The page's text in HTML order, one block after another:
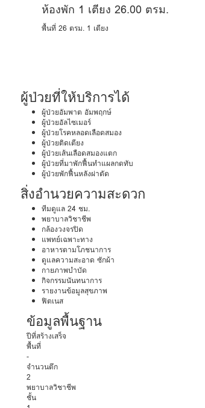
ห้องพัก 1 เตียง 26.00 ตรม.
พื้นที่ 26 ตรม. 1 เตียง
ผู้ป่วยที่ให้บริการได้
ผู้ป่วยอัมพาต อัมพฤกษ์
ผู้ป่วยอัลไซเมอร์
ผู้ป่วยโรคหลอดเลือดสมอง
ผู้ป่วยติดเตียง
ผู้ป่วยเส้นเลือดสมองแตก
ผู้ป่วยที่มาพักฟื้นทำแผลกดทับ
ผู้ป่วยพักฟื้นหลังผ่าตัด
สิ่งอำนวยความสะดวก
ทีมดูแล 24 ชม.
พยาบาลวิชาชีพ
กล้องวงจรปิด
แพทย์เฉพาะทาง
อาหารตามโภชนาการ
ดูแลความสะอาด ซักผ้า
กายภาพบำบัด
กิจกรรมนันทนาการ
รายงานข้อมูลสุขภาพ
ฟิตเนส
ข้อมูลพื้นฐาน
ปีที่สร้างเสร็จ
พื้นที่
-
จำนวนตึก
2
พยาบาลวิชาชีพ
ชั้น